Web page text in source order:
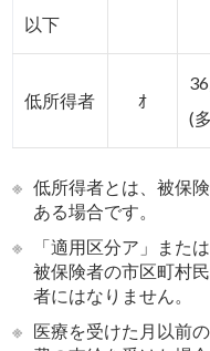
以下
低所得者 ｵ
(
※ 低所得者とは、被保
ある場合です。
※
「適用区分ア」また
被保険者の市区町村
者にはなりません。
※ 医療を受けた月以前